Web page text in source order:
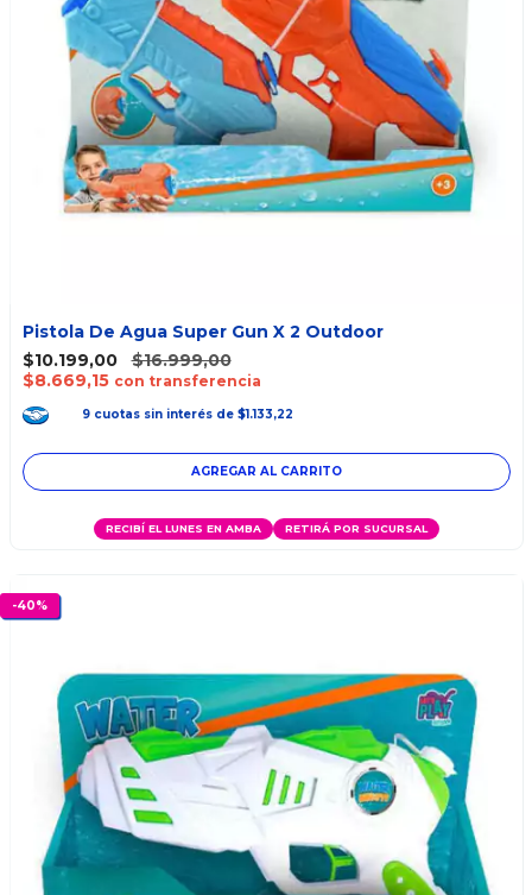
Pistola De Agua Super Gun X 2 Outdoor
$10.199,00
$16.999,00
$8.669,15 con transferencia
9 cuotas sin interés de $1.133,22
RECIBÍ EL LUNES EN AMBA RETIRÁ POR SUCURSAL
-40%